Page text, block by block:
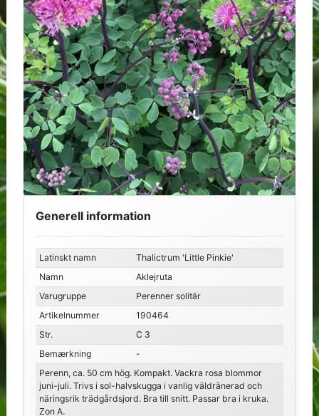
Generell information
Latinskt namn
Thalictrum 'Little Pinkie'
Namn
Aklejruta
Varugruppe
Perenner solitär
Artikelnummer
190464
Str.
C 3
Bemærkning
-
Perenn, ca. 50 cm hög. Kompakt. Vackra rosa blommor
juni-juli. Trivs i sol-halvskugga i vanlig väldränerad och
näringsrik trädgårdsjord. Bra till snitt. Passar bra i kruka.
Zon A.